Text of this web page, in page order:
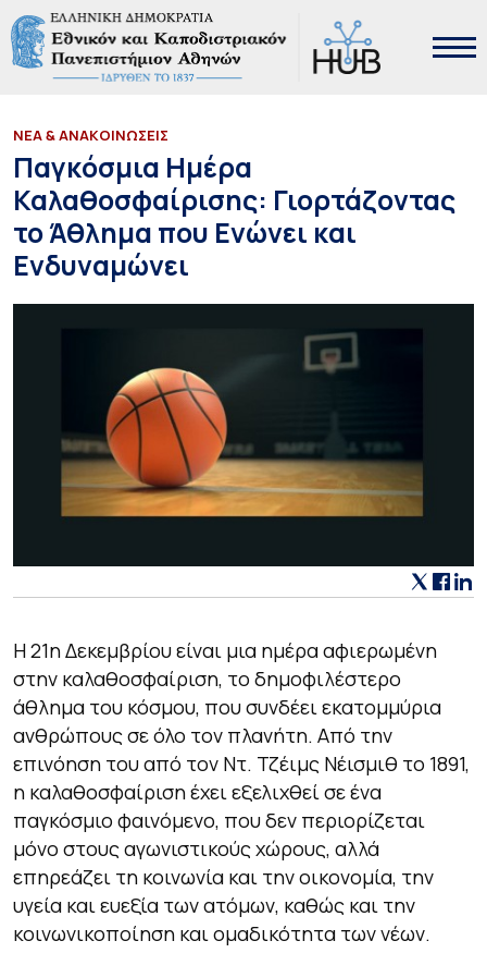
ΝΕΑ & ΑΝΑΚΟΙΝΩΣΕΙΣ
Παγκόσμια Ημέρα
Καλαθοσφαίρισης: Γιορτάζοντας
το Άθλημα που Ενώνει και
Ενδυναμώνει
Η 21η Δεκεμβρίου είναι μια ημέρα αφιερωμένη
στην καλαθοσφαίριση, το δημοφιλέστερο
άθλημα του κόσμου, που συνδέει εκατομμύρια
ανθρώπους σε όλο τον πλανήτη. Από την
επινόηση του από τον Ντ. Τζέιμς Νέισμιθ το 1891,
η καλαθοσφαίριση έχει εξελιχθεί σε ένα
παγκόσμιο φαινόμενο, που δεν περιορίζεται
μόνο στους αγωνιστικούς χώρους, αλλά
επηρεάζει τη κοινωνία και την οικονομία, την
υγεία και ευεξία των ατόμων, καθώς και την
κοινωνικοποίηση και ομαδικότητα των νέων.